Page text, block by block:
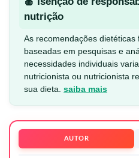
nutrição
As recomendações dietéticas
baseadas em pesquisas e
necessidades individuais
nutricionista ou nutricionista
sua dieta. saiba mais
AUTOR